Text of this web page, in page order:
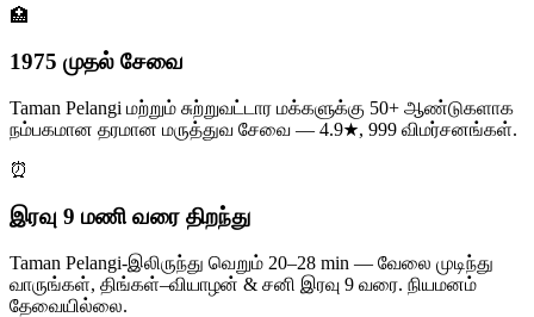
🏥
1975 முதல் சேவை
Taman Pelangi மற்றும் சுற்றுவட்டார மக்களுக்கு 50+ ஆண்டுகளாக
நம்பகமான தரமான மருத்துவ சேவை — 4.9★, 999 விமர்சனங்கள்.
⏰
இரவு 9 மணி வரை திறந்து
Taman Pelangi-இலிருந்து வெறும் 20–28 min — வேலை முடிந்து
வாருங்கள், திங்கள்–வியாழன் & சனி இரவு 9 வரை. நியமனம்
தேவையில்லை.